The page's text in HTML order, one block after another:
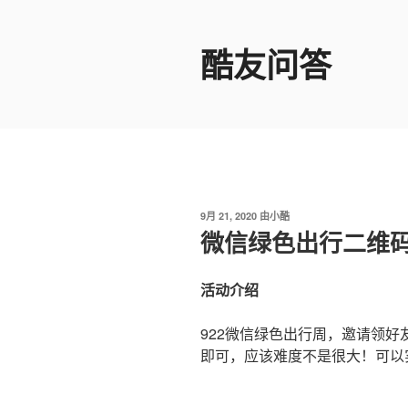
酷友问答
发
布
于
9月 21, 2020 由小酷
微信绿色出行二维
活动介绍
922微信绿色出行周，邀请领
即可，应该难度不是很大！可以